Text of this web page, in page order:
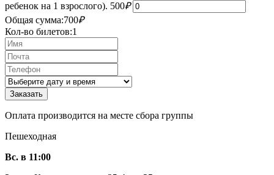
ребенок на 1 взрослого). 500₽
Общая сумма:700₽
Кол-во билетов:1
Оплата производится на месте сбора группы
Пешеходная
Вс. в 11:00